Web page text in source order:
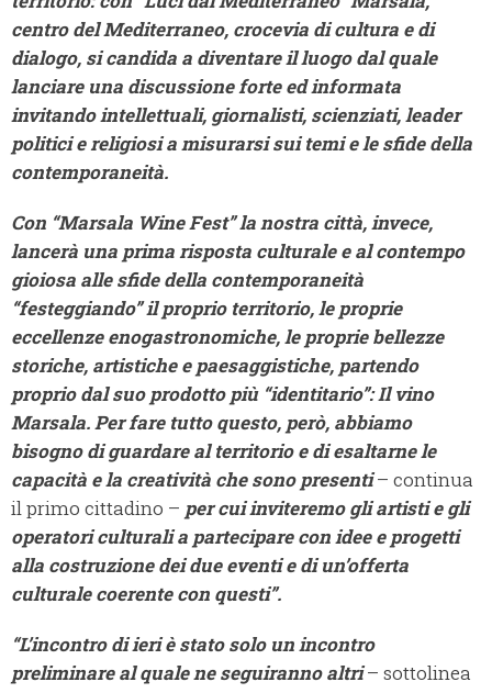
centro del Mediterraneo, crocevia di cultura e di
dialogo, si candida a diventare il luogo dal quale
lanciare una discussione forte ed informata
invitando intellettuali, giornalisti, scienziati, leader
politici e religiosi a misurarsi sui temi e le sfide della
contemporaneità.
Con “Marsala Wine Fest” la nostra città, invece,
lancerà una prima risposta culturale e al contempo
gioiosa alle sfide della contemporaneità
“festeggiando” il proprio territorio, le proprie
eccellenze enogastronomiche, le proprie bellezze
storiche, artistiche e paesaggistiche, partendo
proprio dal suo prodotto più “identitario”: Il vino
Marsala.Per fare tutto questo, però, abbiamo
bisogno di guardare al territorio e di esaltarne le
capacità e la creatività che sono presenti– continua
il primo cittadino – per cui inviteremo gli artisti e gli
operatori culturali a partecipare con idee e progetti
alla costruzione dei due eventi e di un’offerta
culturale coerente con questi”.
“L’incontro di ieri è stato solo un incontro
preliminare al quale ne seguiranno altri– sottolinea